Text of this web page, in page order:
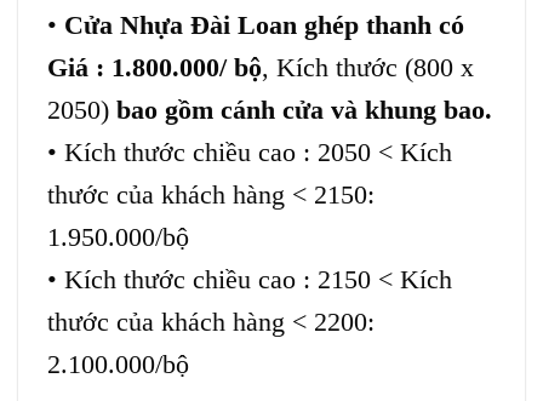
• Cửa Nhựa Đài Loan ghép thanh có
Giá : 1.800.000/ bộ, Kích thước (800 x
2050) bao gồm cánh cửa và khung bao.
• Kích thước chiều cao : 2050 < Kích
thước của khách hàng < 2150:
1.950.000/bộ
• Kích thước chiều cao : 2150 < Kích
thước của khách hàng < 2200:
2.100.000/bộ